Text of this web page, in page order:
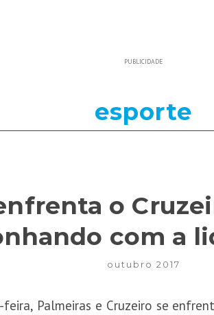
PUBLICIDADE
esporte
o
com a
outubro 2017
Palmeiras e Cruzeiro se